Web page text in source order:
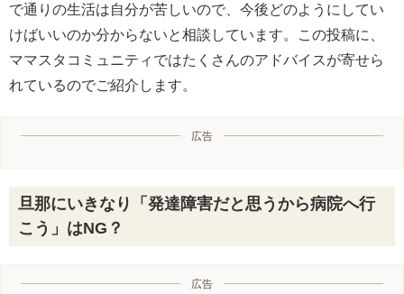
で通りの生活は自分が苦しいので、今後どのようにしてい
けばいいのか分からないと相談しています。この投稿に、
ママスタコミュニティではたくさんのアドバイスが寄せら
れているのでご紹介します。
広告
旦那にいきなり「発達障害だと思うから病院へ行
こう」はNG？
広告